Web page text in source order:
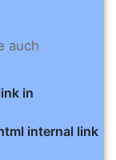
auch
in
internal link